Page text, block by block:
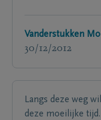
Vanderstukken
30/12/2012
Langs deze weg
deze moeilijke tijd.